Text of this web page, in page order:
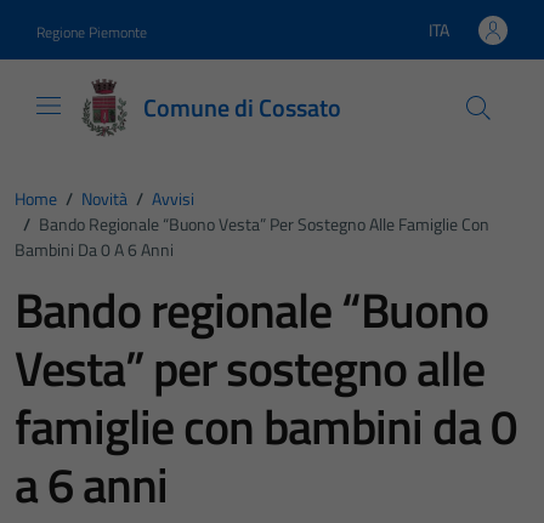
Regione Piemonte Lingua attiva:
ITA
Comune di Cossato
Home / Novità / Avvisi
/ Bando Regionale “Buono Vesta” Per Sostegno Alle Famiglie Con
Bambini Da 0 A 6 Anni
Bando regionale “Buono
Vesta” per sostegno alle
famiglie con bambini da 0
a 6 anni